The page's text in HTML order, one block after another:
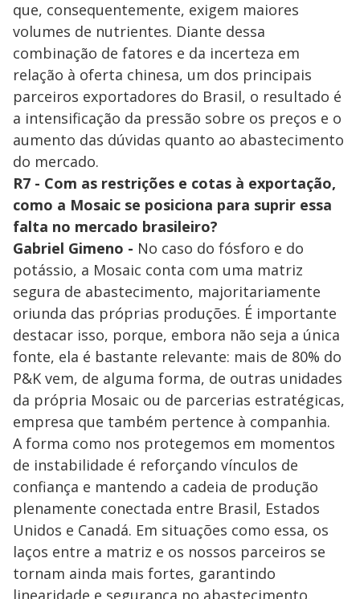
que, consequentemente, exigem maiores
volumes de nutrientes. Diante dessa
combinação de fatores e da incerteza em
relação à oferta chinesa, um dos principais
parceiros exportadores do Brasil, o resultado é
a intensificação da pressão sobre os preços e o
aumento das dúvidas quanto ao abastecimento
do mercado.
R7 - Com as restrições e cotas à exportação,
como a Mosaic se posiciona para suprir essa
falta no mercado brasileiro?
Gabriel Gimeno - No caso do fósforo e do
potássio, a Mosaic conta com uma matriz
segura de abastecimento, majoritariamente
oriunda das próprias produções. É importante
destacar isso, porque, embora não seja a única
fonte, ela é bastante relevante: mais de 80% do
P&K vem, de alguma forma, de outras unidades
da própria Mosaic ou de parcerias estratégicas,
empresa que também pertence à companhia.
A forma como nos protegemos em momentos
de instabilidade é reforçando vínculos de
confiança e mantendo a cadeia de produção
plenamente conectada entre Brasil, Estados
Unidos e Canadá. Em situações como essa, os
laços entre a matriz e os nossos parceiros se
tornam ainda mais fortes, garantindo
linearidade e segurança no abastecimento.